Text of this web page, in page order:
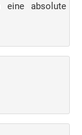
eine absolute